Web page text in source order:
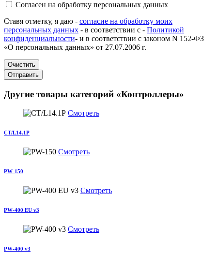
Согласен на обработку персональных данных
Ставя отметку, я даю - согласие на обработку моих
персональных данных - в соответствии с - Политикой
конфиденциальности- и в соответствии с законом N 152-ФЗ
«О персональных данных» от 27.07.2006 г.
Очистить
Отправить
Другие товары категорий «Контроллеры»
Смотреть
CT/L14.1P
Смотреть
PW-150
Смотреть
PW-400 EU v3
Смотреть
PW-400 v3